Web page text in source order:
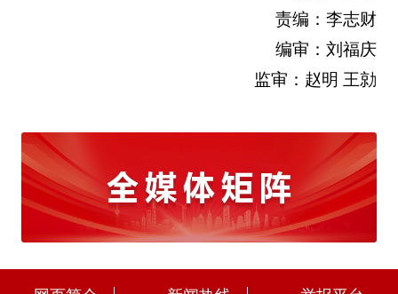
责编：李志财
编审：刘福庆
监审：赵明 王勍